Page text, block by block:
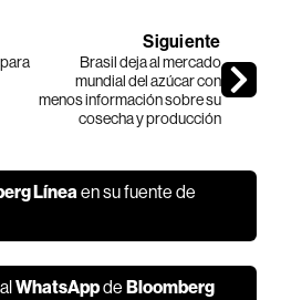
Siguiente
Brasil deja al mercado
mundial del azúcar con
menos información sobre su
cosecha y producción
Líneaen su fuente de
WhatsAppde Bloomberg